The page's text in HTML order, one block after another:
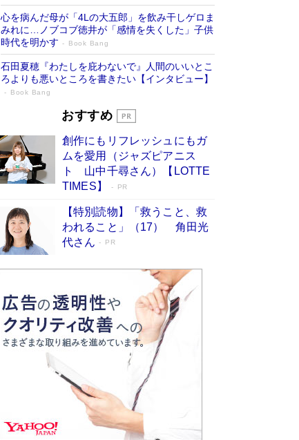
心を病んだ母が「4Lの大五郎」を飲み干しゲロま
みれに…ノブコブ徳井が「感情を失くした」子供
時代を明かす
Book Bang
石田夏穂『わたしを庇わないで』人間のいいとこ
ろよりも悪いところを書きたい【インタビュー】
Book Bang
「叱って伸びるやつは、褒めたらもっと伸
た“人を育てるコツ”…芸への考え方を明か
す
Book Bang
「『火垂るの墓』は、大嘘である」原作者が抱き
続けた“自責の念”とは…「自己憐憫は描きたくな
い」監督が徹底的にこだわったこと（後編） #
戦争の記憶
Book Bang
美輪明宏 晩年の回答を集めた『ほほえんで生き
るための人生相談』がランクイン［エンターテイ
メントベストセラー］
Book Bang
「宇宙兄弟」最終46巻がベストセラー1位 宇宙
開発への関心を押し上げた18年の物語に幕 特装
版には「宇宙で描かれたマンガ」も収録
Book Bang
「不意に涙が出そうに…」高嶋政伸が明かし
た“13歳の娘を暴行する役”への葛藤 インティマ
シーコーディネーターに支えられたNHK『大奥』
Book Bang
おすすめ
創作にもリフレッシュにもガ
ムを愛用（ジャズピアニス
ト 山中千尋さん）【LOTTE
TIMES】
PR
【特別読物】「救うこと、救
われること」（17） 角田光
代さん
PR